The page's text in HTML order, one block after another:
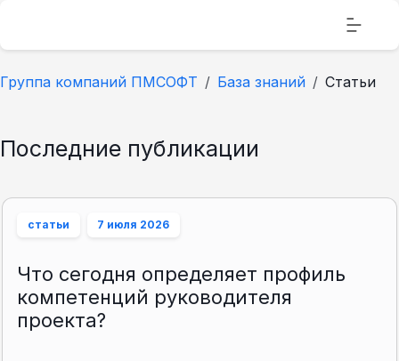
Группа компаний ПМСОФТ База знаний Статьи
Последние публикации
статьи 7 июля 2026
Что сегодня определяет профиль
компетенций руководителя
проекта?